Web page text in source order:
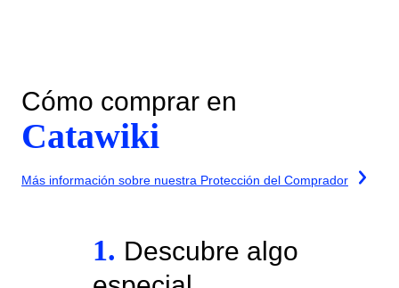
Cómo comprar en
Catawiki
Más información sobre nuestra Protección del Comprador
1. Descubre algo